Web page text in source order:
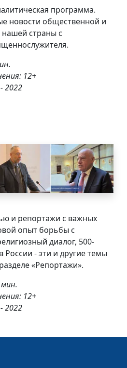
программа.
новости общественной и
страны с
12+
2022
и репортажи с важных
опыт борьбы с
диалог, 500-
- эти и другие темы
«Репортажи».
12+
2022